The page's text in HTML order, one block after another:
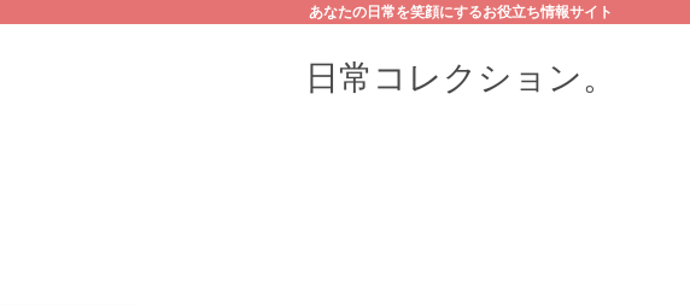
あなたの日常を笑顔にするお役立ち情報サイト
日常コレクション。